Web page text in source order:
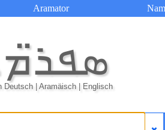
Aramator
Deutsch | Aramäisch | Englisch